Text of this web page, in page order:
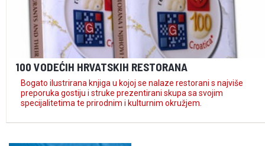
100 VODEĆIH HRVATSKIH RESTORANA
Bogato ilustrirana knjiga u kojoj se nalaze restorani s najviše
preporuka gostiju i struke prezentirani skupa sa svojim
specijalitetima te prirodnim i kulturnim okružjem.